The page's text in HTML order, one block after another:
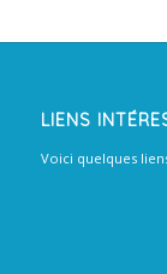
LIENS
Voici quelques